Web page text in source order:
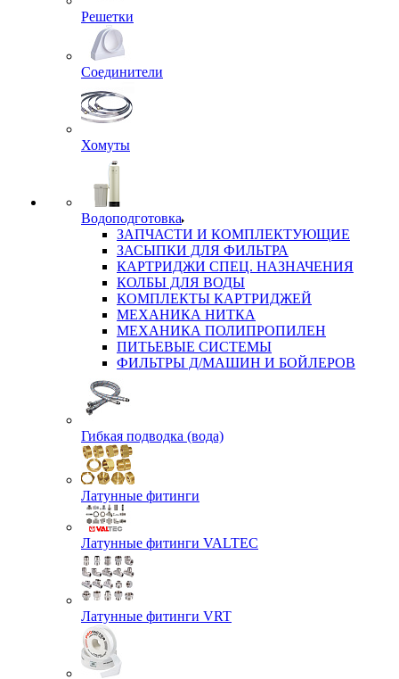
Решетки
Соединители
Хомуты
Водоподготовка
ЗАПЧАСТИ И КОМПЛЕКТУЮЩИЕ
ЗАСЫПКИ ДЛЯ ФИЛЬТРА
КАРТРИДЖИ СПЕЦ. НАЗНАЧЕНИЯ
КОЛБЫ ДЛЯ ВОДЫ
КОМПЛЕКТЫ КАРТРИДЖЕЙ
МЕХАНИКА НИТКА
МЕХАНИКА ПОЛИПРОПИЛЕН
ПИТЬЕВЫЕ СИСТЕМЫ
ФИЛЬТРЫ Д/МАШИН И БОЙЛЕРОВ
Гибкая подводка (вода)
Латунные фитинги
Латунные фитинги VALTEC
Латунные фитинги VRT